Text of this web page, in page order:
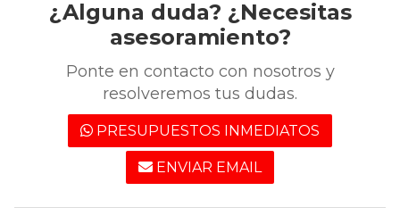
¿Alguna duda? ¿Necesitas
asesoramiento?
Ponte en contacto con nosotros y
resolveremos tus dudas.
PRESUPUESTOS INMEDIATOS
ENVIAR EMAIL